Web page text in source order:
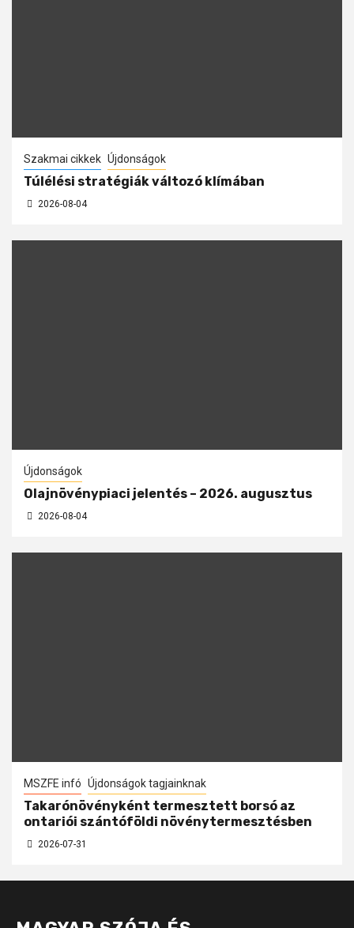
Szakmai cikkek Újdonságok
Túlélési stratégiák változó klímában
2026-08-04
Újdonságok
Olajnövénypiaci jelentés – 2026. augusztus
2026-08-04
MSZFE infó Újdonságok tagjainknak
Takarónövényként termesztett borsó az
ontariói szántóföldi növénytermesztésben
2026-07-31